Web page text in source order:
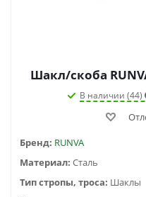
Шакл/скоба
В наличии (44)
Бренд: RUNVA
Материал: Сталь
Тип стропы, троса: Шаклы